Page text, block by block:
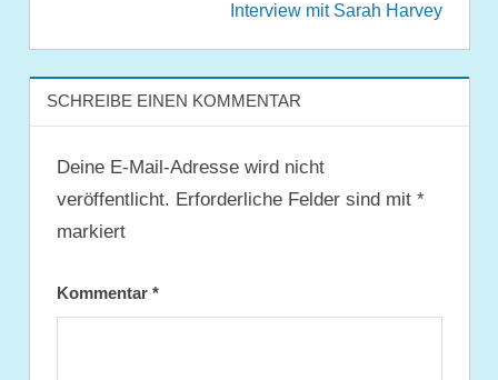
Interview mit Sarah Harvey
SCHREIBE EINEN KOMMENTAR
Deine E-Mail-Adresse wird nicht
veröffentlicht. Erforderliche Felder sind mit *
markiert
Kommentar *